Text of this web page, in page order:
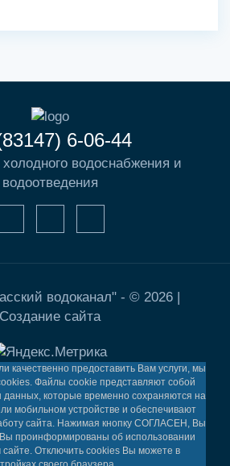
6-06-44
водоснабжения и
водоотведения
водоканал" - © 2026 |
Создание сайта
качественно предоставить Вам услуги, мы
Файлы cookie представляют собой
которые временно сохраняются на
мобильном устройстве и обеспечивают
сайта. Нажимая кнопку СОГЛАСЕН, Вы
проинформированы об использовании
Отключить cookies Вы можете в